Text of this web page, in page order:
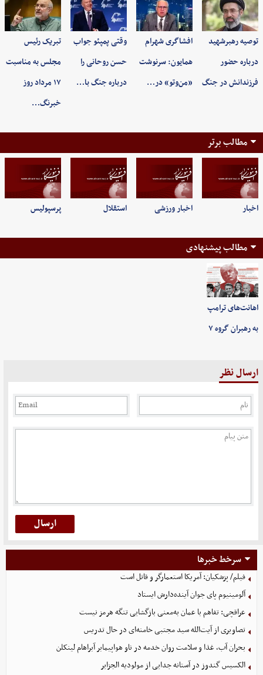
توصیه رهبرشهید
درباره حضور
فرزندانش در جنگ
افشاگری شهرام
همایون: سرنوشت
«من‌وتو» در…
وقتی پمپئو جواب
حسن روحانی را
درباره جنگ با…
تبریک رئیس
مجلس به مناسبت
۱۷ مرداد روز
خبرنگ…
مطالب برتر
اخبار اخبار ورزشی استقلال پرسپولیس
مطالب پیشنهادی
اهانت‌های ترامپ
به رهبران گروه ۷
ارسال نظر
سرخط خبرها
فیلم/ پزشکیان: آمریکا استعمارگر و قاتل است
آلومینیوم پای جوان آینده‌دارش ایستاد
عراقچی: تفاهم با عمان به‌معنی بازگشایی تنگه هرمز نیست
تصاویری از آیت‌الله سید مجتبی خامنه‌ای در حال تدریس
بحران آب، غذا و سلامت روان خدمه در ناو هواپیمابر آبراهام لینکلن
الکسیس گندوز در آستانه جدایی از مولودیه الجزایر